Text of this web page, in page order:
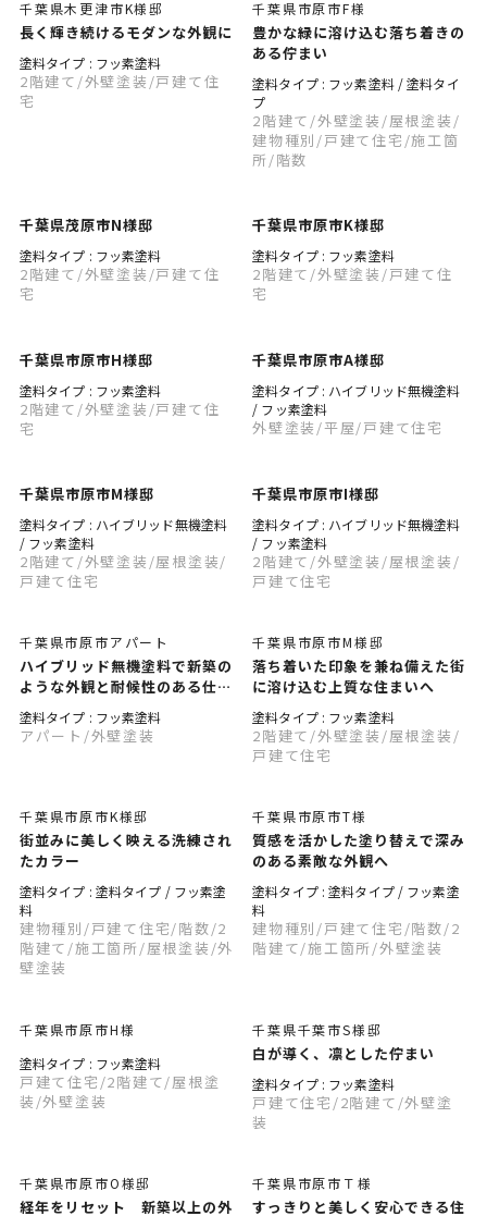
千葉県木更津市K様邸
長く輝き続けるモダンな外観に
塗料タイプ : フッ素塗料
2階建て /外壁塗装 /戸建て住
宅
千葉県市原市F様
豊かな緑に溶け込む落ち着きの
ある佇まい
塗料タイプ : フッ素塗料 / 塗料タイ
プ
2階建て /外壁塗装 /屋根塗装 /
建物種別 /戸建て住宅 /施工箇
所 /階数
千葉県茂原市N様邸
塗料タイプ : フッ素塗料
2階建て /外壁塗装 /戸建て住
宅
千葉県市原市K様邸
塗料タイプ : フッ素塗料
2階建て /外壁塗装 /戸建て住
宅
千葉県市原市H様邸
塗料タイプ : フッ素塗料
2階建て /外壁塗装 /戸建て住
宅
千葉県市原市A様邸
塗料タイプ : ハイブリッド無機塗料
/ フッ素塗料
外壁塗装 /平屋/戸建て住宅
千葉県市原市M様邸
塗料タイプ : ハイブリッド無機塗料
/ フッ素塗料
2階建て /外壁塗装 /屋根塗装/
戸建て住宅
千葉県市原市I様邸
塗料タイプ : ハイブリッド無機塗料
/ フッ素塗料
2階建て /外壁塗装 /屋根塗装 /
戸建て住宅
千葉県市原市アパート
ハイブリッド無機塗料で新築の
ような外観と耐候性のある仕上
がりに
塗料タイプ : フッ素塗料
アパート /外壁塗装
千葉県市原市M様邸
落ち着いた印象を兼ね備えた街
に溶け込む上質な住まいへ
塗料タイプ : フッ素塗料
2階建て /外壁塗装 /屋根塗装 /
戸建て住宅
千葉県市原市K様邸
街並みに美しく映える洗練され
たカラー
塗料タイプ : 塗料タイプ / フッ素塗
料
建物種別 /戸建て住宅/階数/2
階建て /施工箇所 /屋根塗装 /外
壁塗装
千葉県市原市T様
質感を活かした塗り替えで深み
のある素敵な外観へ
塗料タイプ : 塗料タイプ / フッ素塗
料
建物種別 /戸建て住宅 /階数/2
階建て/施工箇所 /外壁塗装
千葉県市原市H様
塗料タイプ : フッ素塗料
戸建て住宅 /2階建て/屋根塗
装 /外壁塗装
千葉県千葉市S様邸
白が導く、凛とした佇まい
塗料タイプ : フッ素塗料
戸建て住宅 /2階建て /外壁塗
装
千葉県市原市O様邸
経年をリセット 新築以上の外
千葉県市原市Ｔ様
すっきりと美しく安心できる住